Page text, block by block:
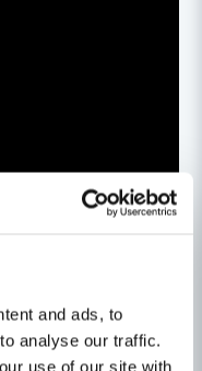
and ads, to
analyse our traffic.
use of our site with